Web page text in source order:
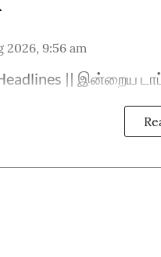
2026, 9:56 am
|| இன்றைய